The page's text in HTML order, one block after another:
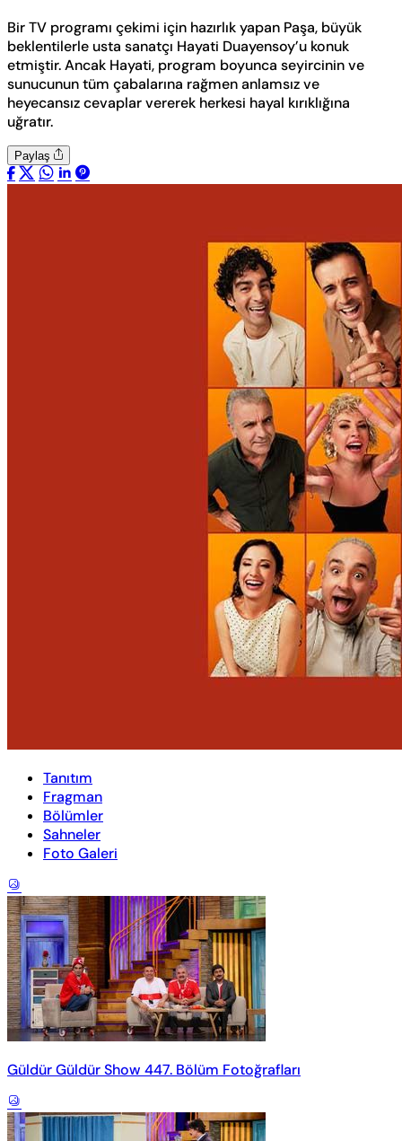
Bir TV programı çekimi için hazırlık yapan Paşa, büyük
beklentilerle usta sanatçı Hayati Duayensoy’u konuk
etmiştir. Ancak Hayati, program boyunca seyircinin ve
sunucunun tüm çabalarına rağmen anlamsız ve
heyecansız cevaplar vererek herkesi hayal kırıklığına
uğratır.
Paylaş
Tanıtım
Fragman
Bölümler
Sahneler
Foto Galeri
Güldür Güldür Show 447. Bölüm Fotoğrafları